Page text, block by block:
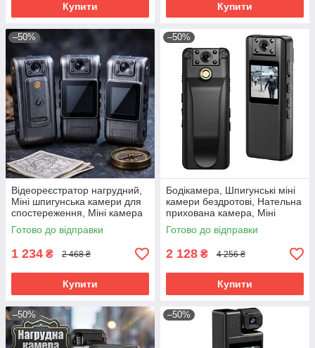
Купити Купити
–50%
Відеореєстратор нагрудний,
Міні шпигунська камери для
спостереження, Міні камера
на одяг, Прихована нательна
камера, RYH
Готово до відправки
1 234 ₴ 2 468 ₴
Купити
–50%
Бодікамера, Шпигунські міні
камери бездротові, Нательна
прихована камера, Міні
камера шпигунська, RYH
Готово до відправки
2 128 ₴ 4 256 ₴
Купити
–50% –50%